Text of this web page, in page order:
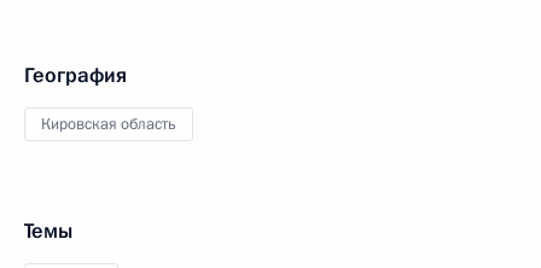
География
Кировская область
Темы